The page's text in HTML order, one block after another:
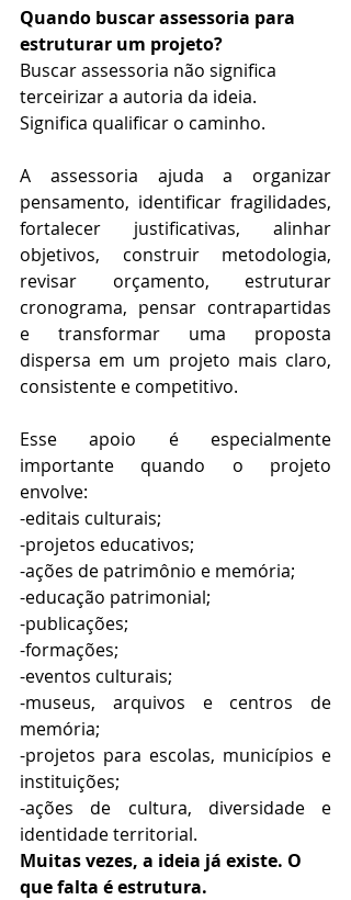
Quando buscar assessoria para
estruturar um projeto?
Buscar assessoria não significa
terceirizar a autoria da ideia.
Significa qualificar o caminho.
A assessoria ajuda a organizar
pensamento, identificar fragilidades,
fortalecer justificativas, alinhar
objetivos, construir metodologia,
revisar orçamento, estruturar
cronograma, pensar contrapartidas
e transformar uma proposta
dispersa em um projeto mais claro,
consistente e competitivo.
Esse apoio é especialmente
importante quando o projeto
envolve:
-editais culturais;
-projetos educativos;
-ações de patrimônio e memória;
-educação patrimonial;
-publicações;
-formações;
-eventos culturais;
-museus, arquivos e centros de
memória;
-projetos para escolas, municípios e
instituições;
-ações de cultura, diversidade e
identidade territorial.
Muitas vezes, a ideia já existe. O
que falta é estrutura.